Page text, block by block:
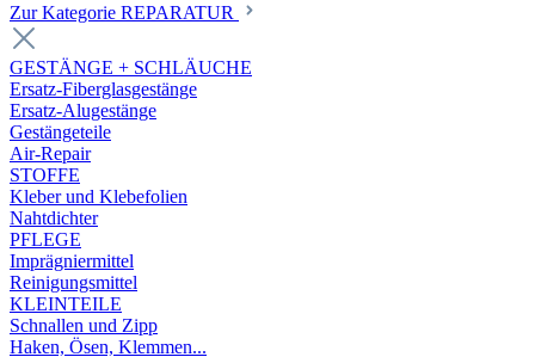
Zur Kategorie REPARATUR
GESTÄNGE + SCHLÄUCHE
Ersatz-Fiberglasgestänge
Ersatz-Alugestänge
Gestängeteile
Air-Repair
STOFFE
Kleber und Klebefolien
Nahtdichter
PFLEGE
Imprägniermittel
Reinigungsmittel
KLEINTEILE
Schnallen und Zipp
Haken, Ösen, Klemmen...